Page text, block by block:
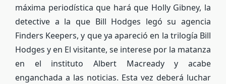
máxima periodística que hará que Holly Gibney, la
detective a la que Bill Hodges legó su agencia
Finders Keepers, y que ya apareció en la trilogía Bill
Hodges y en El visitante, se interese por la matanza
en el instituto Albert Macready y acabe
enganchada a las noticias. Esta vez deberá luchar